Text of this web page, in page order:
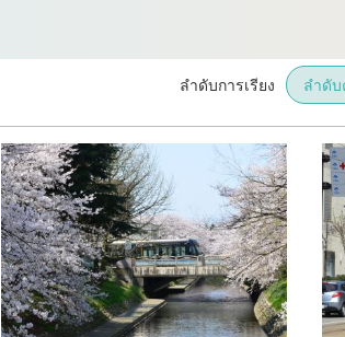
ลำดับการเรียง ลำดั